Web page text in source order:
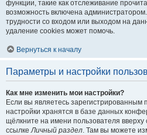
функции, такие как отслеживание
возможность включена
трудности со входом или выходом на
удаление cookies может помочь.
Вернуться к началу
Параметры и настройки
Как мне изменить мои настройки?
Если вы являетесь зарегистрированным
настройки хранятся в базе данных
щёлкните на имени пользователя
ссылкеЛичный раздел. Там вы можете